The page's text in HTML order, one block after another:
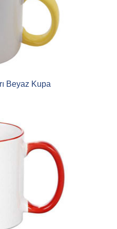
Beyaz Kupa